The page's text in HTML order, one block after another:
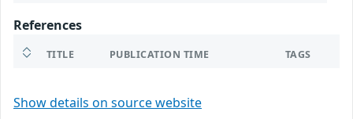
References
TITLE PUBLICATION TIME TAGS
Show details on source website